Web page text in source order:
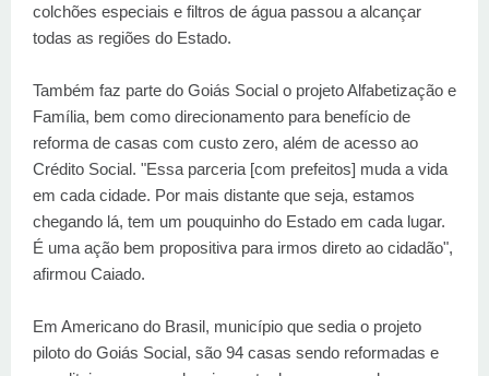
colchões especiais e filtros de água passou a alcançar
todas as regiões do Estado.
Também faz parte do Goiás Social o projeto Alfabetização e
Família, bem como direcionamento para benefício de
reforma de casas com custo zero, além de acesso ao
Crédito Social. "Essa parceria [com prefeitos] muda a vida
em cada cidade. Por mais distante que seja, estamos
chegando lá, tem um pouquinho do Estado em cada lugar.
É uma ação bem propositiva para irmos direto ao cidadão",
afirmou Caiado.
Em Americano do Brasil, município que sedia o projeto
piloto do Goiás Social, são 94 casas sendo reformadas e